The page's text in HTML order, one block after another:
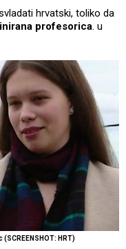
hrvatski, toliko da
profesorica. u
HRT)